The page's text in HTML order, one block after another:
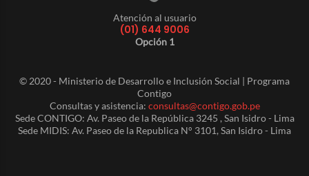
Atención al usuario
(01) 644 9006
Opción 1
© 2020 - Ministerio de Desarrollo e Inclusión Social | Programa
Contigo
Consultas y asistencia: consultas@contigo.gob.pe
Sede CONTIGO: Av. Paseo de la República 3245 , San Isidro - Lima
Sede MIDIS: Av. Paseo de la Republica N° 3101, San Isidro - Lima